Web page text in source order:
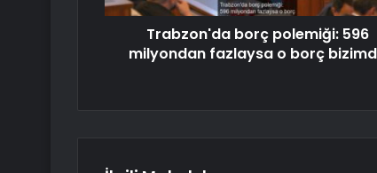
Trabzon'da borç polemiği: 596
milyondan fazlaysa o borç